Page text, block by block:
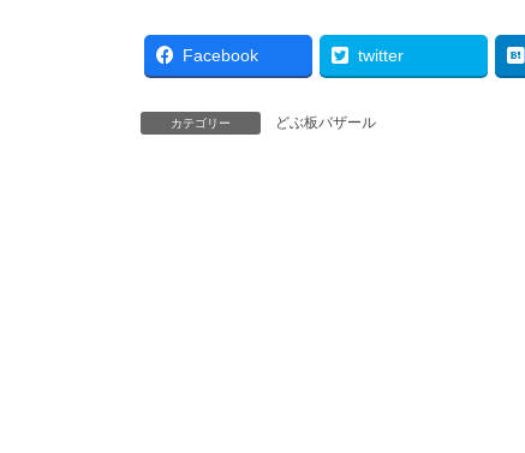
Facebook twitter
カテゴリー どぶ板バザール